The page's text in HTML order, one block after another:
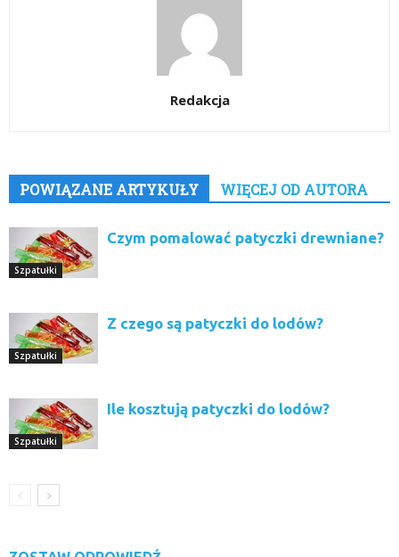
Redakcja
POWIĄZANE ARTYKUŁY WIĘCEJ OD AUTORA
Szpatułki
Czym pomalować patyczki drewniane?
Szpatułki
Z czego są patyczki do lodów?
Szpatułki
Ile kosztują patyczki do lodów?